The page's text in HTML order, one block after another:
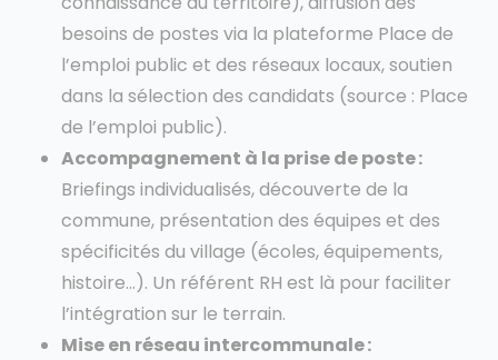
besoins de postes via la plateforme Place de
l’emploi public et des réseaux locaux, soutien
dans la sélection des candidats (source : Place
de l’emploi public).
Accompagnement à la prise de poste :
Briefings individualisés, découverte de la
commune, présentation des équipes et des
spécificités du village (écoles, équipements,
histoire…). Un référent RH est là pour faciliter
l’intégration sur le terrain.
Mise en réseau intercommunale :